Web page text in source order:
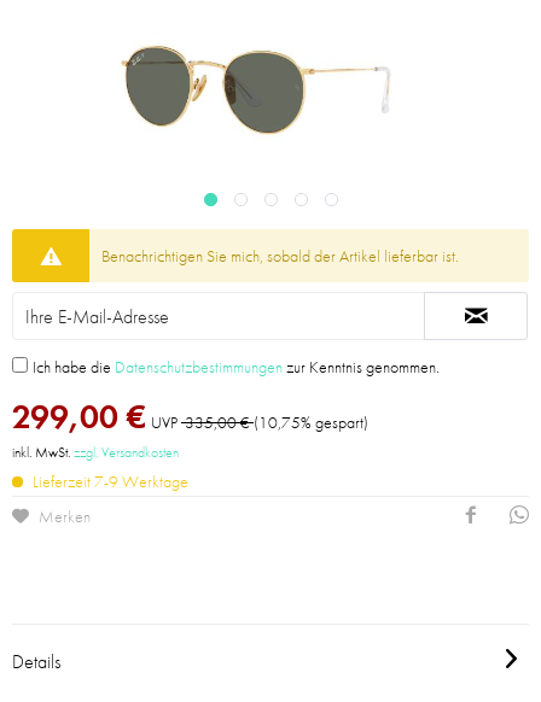
Benachrichtigen Sie mich, sobald der Artikel lieferbar ist.
Ich habe die Datenschutzbestimmungenzur Kenntnis genommen.
299,00 € UVP335,00 €(10,75% gespart)
inkl. MwSt.zzgl. Versandkosten
Lieferzeit 7-9 Werktage
Merken
Details